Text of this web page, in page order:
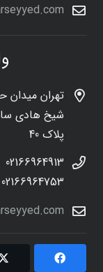
تهران میدان
شیخ هادی
پلاک 40
02166964913
02166964753